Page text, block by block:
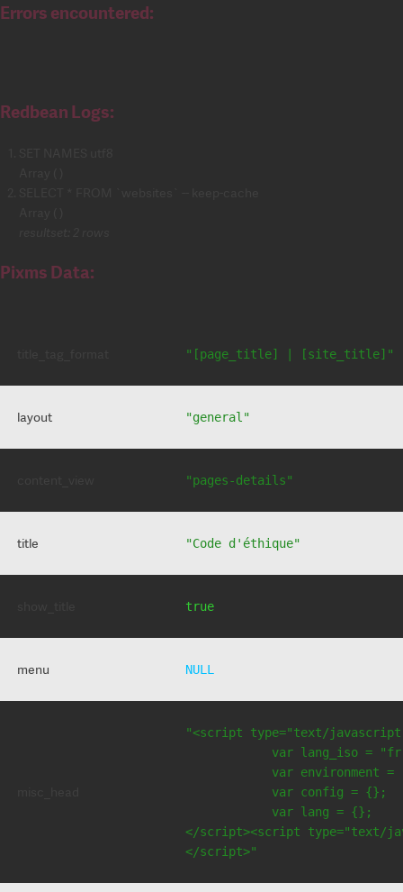
Errors encountered:
Redbean Logs:
Pixms Data:
"[page_title] | [site_title]"
layout "general"
"pages-details"
title "Code d'éthique"
true
menu NULL
"<script type="text/
var lang_iso =
var environment =
            var config = {};
            var lang = {};
</script><script type="text/
</script>"